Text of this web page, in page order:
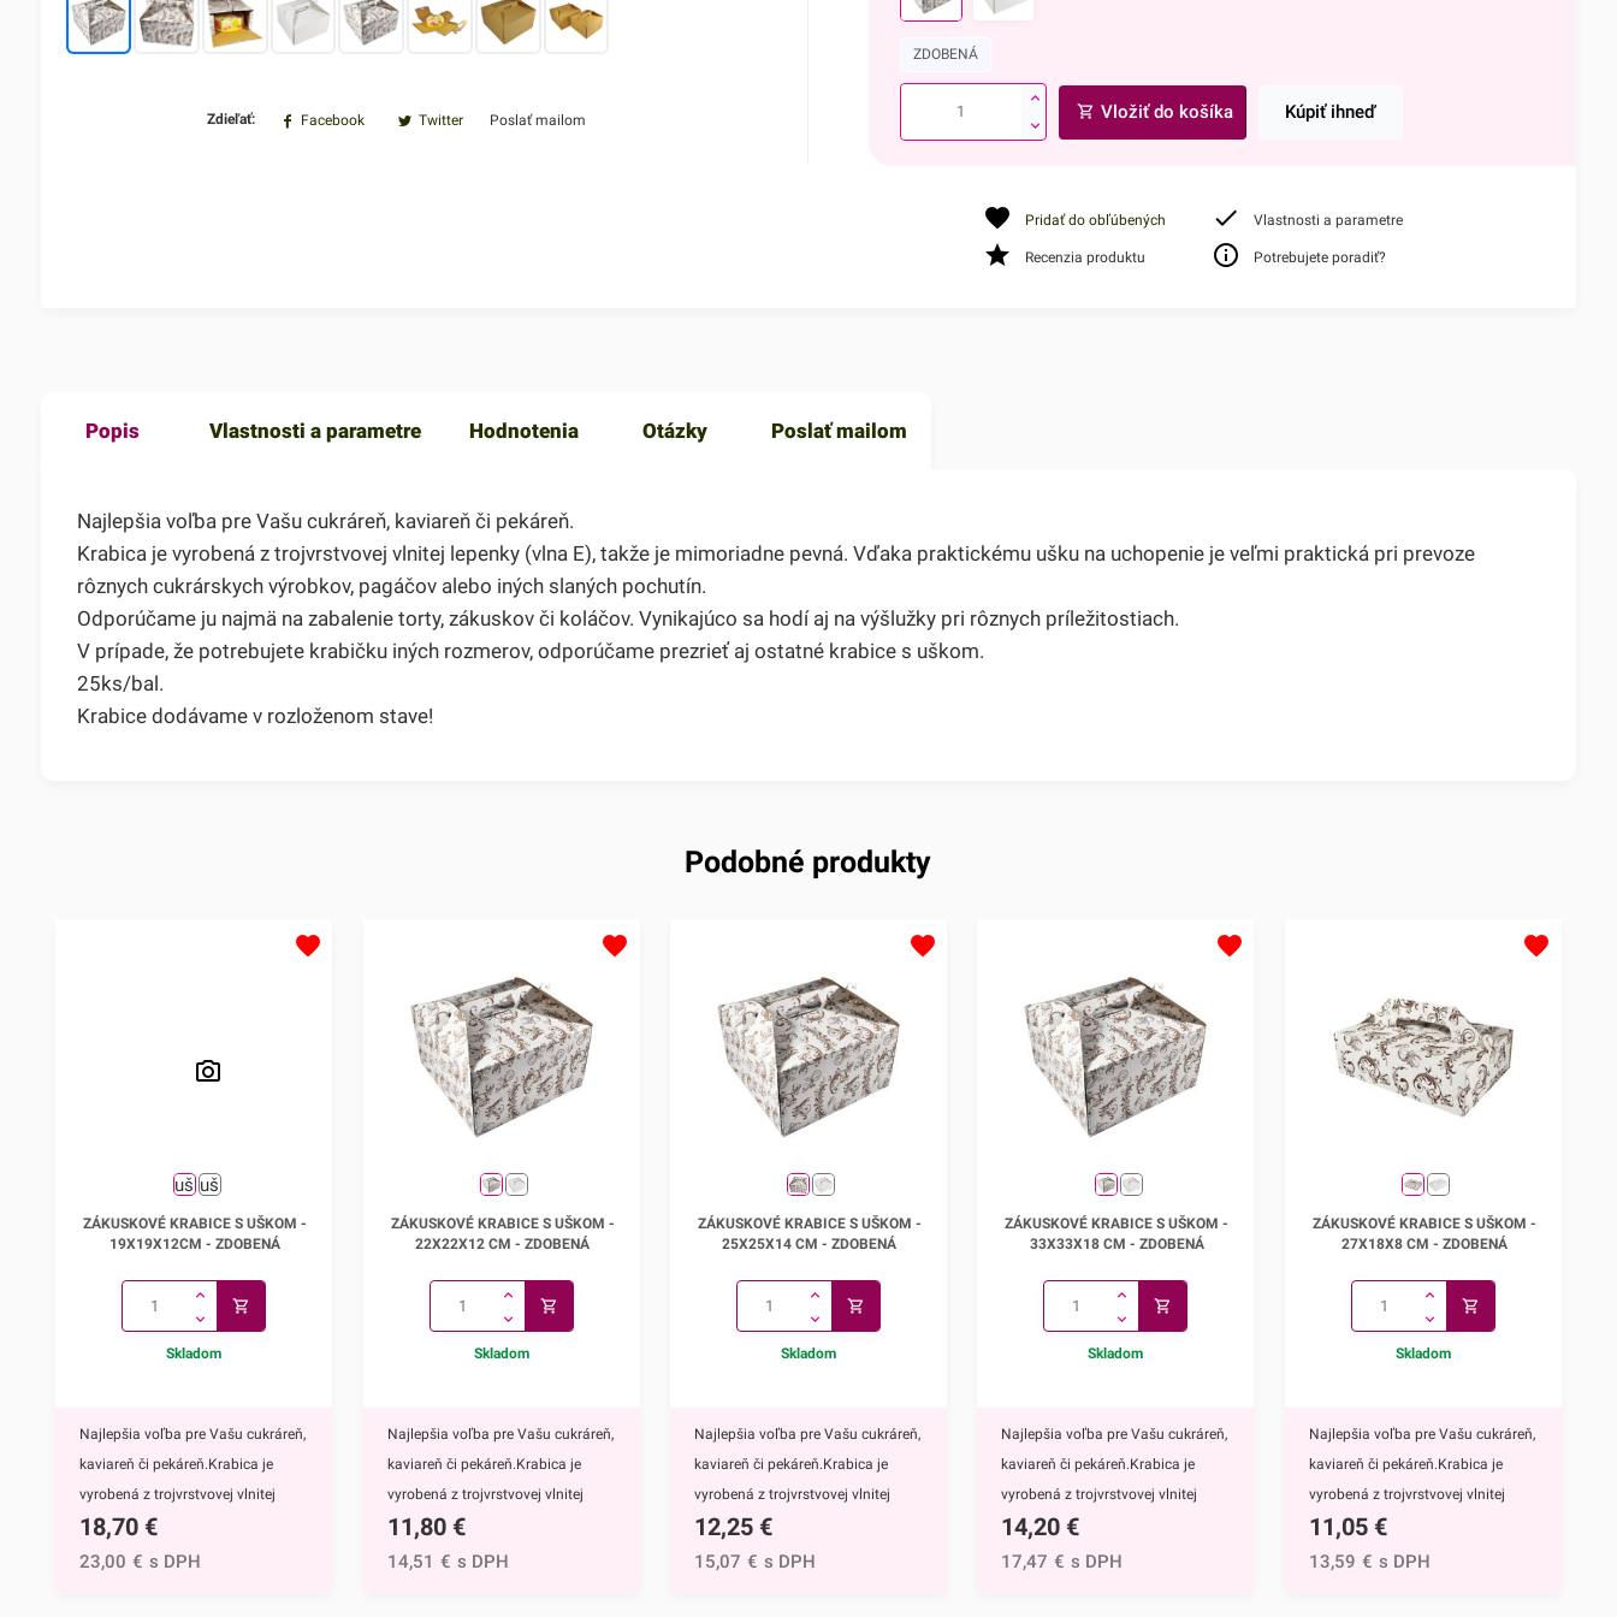
Zdieľať: Facebook Twitter Poslať mailom
ZDOBENÁ
Vložiť do košíka Kúpiť ihneď
Pridať do obľúbených Vlastnosti a parametre
Recenzia produktu Potrebujete poradiť?
Popis Vlastnosti a parametre Hodnotenia Otázky Poslať mailom
Najlepšia voľba pre Vašu cukráreň, kaviareň či pekáreň.
Krabica je vyrobená z trojvrstvovej vlnitej lepenky (vlna E), takže je mimoriadne pevná. Vďaka praktickému ušku na uchopenie je veľmi praktická pri prevoze
rôznych cukrárskych výrobkov, pagáčov alebo iných slaných pochutín.
Odporúčame ju najmä na zabalenie torty, zákuskov či koláčov. Vynikajúco sa hodí aj na výšlužky pri rôznych príležitostiach.
V prípade, že potrebujete krabičku iných rozmerov, odporúčame prezrieť aj ostatné krabice s uškom.
25ks/bal.
Krabice dodávame v rozloženom stave!
Podobné produkty
19x19x12cm
ZÁKUSKOVÉ KRABICE S UŠKOM -
19X19X12CM - ZDOBENÁ
Skladom
Najlepšia voľba pre Vašu cukráreň,
kaviareň či pekáreň.Krabica je
vyrobená z trojvrstvovej vlnitej
lepenky (vlna E), takže je
mimoriadne pevná. Vďaka
18,70 €
23,00 € s DPH
22x22x12 cm
ZÁKUSKOVÉ KRABICE S UŠKOM -
22X22X12 CM - ZDOBENÁ
Skladom
Najlepšia voľba pre Vašu cukráreň,
kaviareň či pekáreň.Krabica je
vyrobená z trojvrstvovej vlnitej
lepenky (vlna E), takže je
mimoriadne pevná. Vďaka
11,80 €
14,51 € s DPH
25x25x14 cm
ZÁKUSKOVÉ KRABICE S UŠKOM -
25X25X14 CM - ZDOBENÁ
Skladom
Najlepšia voľba pre Vašu cukráreň,
kaviareň či pekáreň.Krabica je
vyrobená z trojvrstvovej vlnitej
lepenky (vlna E), takže je
mimoriadne pevná. Vďaka
12,25 €
15,07 € s DPH
33x33x18 cm
ZÁKUSKOVÉ KRABICE S UŠKOM -
33X33X18 CM - ZDOBENÁ
Skladom
Najlepšia voľba pre Vašu cukráreň,
kaviareň či pekáreň.Krabica je
vyrobená z trojvrstvovej vlnitej
lepenky (vlna E), takže je
mimoriadne pevná. Vďaka
14,20 €
17,47 € s DPH
27x18x8 cm
ZÁKUSKOVÉ KRABICE S UŠKOM -
27X18X8 CM - ZDOBENÁ
Skladom
Najlepšia voľba pre Vašu cukráreň,
kaviareň či pekáreň.Krabica je
vyrobená z trojvrstvovej vlnitej
lepenky (vlna E), takže je
mimoriadne pevná. Vďaka
11,05 €
13,59 € s DPH